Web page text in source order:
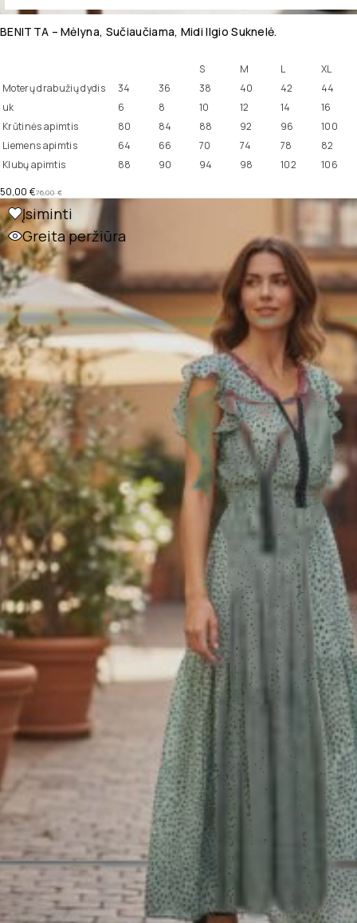
BENITTA – Mėlyna, Sučiaučiama, Midi Ilgio Suknelė.
S M L
XL
Moterų drabužių dydis
34 36 38 40 42
44
uk
6 8 10 12 14
16
Krūtinės apimtis
80 84 88 92 96
100
Liemens apimtis
64 66 70 74 78
82
Klubų apimtis
88 90 94 98 102 106
76,00€
50,00 €
Įsiminti
Greita peržiūra